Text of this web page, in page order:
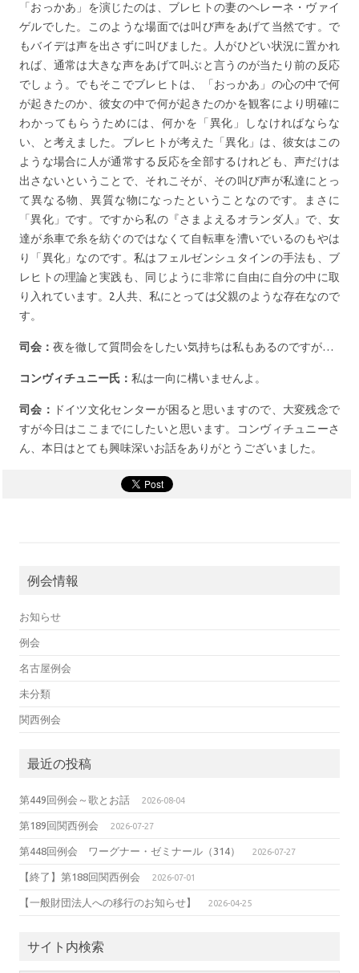
「おっかあ」を演じたのは、ブレヒトの妻のヘレーネ・ヴァイ
ゲルでした。このような場面では叫び声をあげて当然です。で
もバイデは声を出さずに叫びました。人がひどい状況に置かれ
れば、通常は大きな声をあげて叫ぶと言うのが当たり前の反応
でしょう。でもそこでブレヒトは、「おっかあ」の心の中で何
が起きたのか、彼女の中で何が起きたのかを観客により明確に
わかってもらうためには、何かを「異化」しなければならな
い、と考えました。ブレヒトが考えた「異化」は、彼女はこの
ような場合に人が通常する反応を全部するけれども、声だけは
出さないということで、それこそが、その叫び声が私達にとっ
て異なる物、異質な物になったということなのです。まさに
「異化」です。ですから私の『さまよえるオランダ人』で、女
達が糸車で糸を紡ぐのではなくて自転車を漕いでいるのもやは
り「異化」なのです。私はフェルゼンシュタインの手法も、ブ
レヒトの理論と実践も、同じように非常に自由に自分の中に取
り入れています。2人共、私にとっては父親のような存在なので
す。
司会： 夜を徹して質問会をしたい気持ちは私もあるのですが…
コンヴィチュニー氏： 私は一向に構いませんよ。
司会：
ドイツ文化センターが困ると思いますので、大変残念で
すが今日はここまでにしたいと思います。コンヴィチュニーさ
ん、本日はとても興味深いお話をありがとうございました。
例会情報
お知らせ
例会
名古屋例会
未分類
関西例会
最近の投稿
第449回例会～歌とお話 2026-08-04
第189回関西例会 2026-07-27
第448回例会 ワーグナー・ゼミナール（314） 2026-07-27
【終了】第188回関西例会 2026-07-01
【一般財団法人への移行のお知らせ】 2026-04-25
サイト内検索